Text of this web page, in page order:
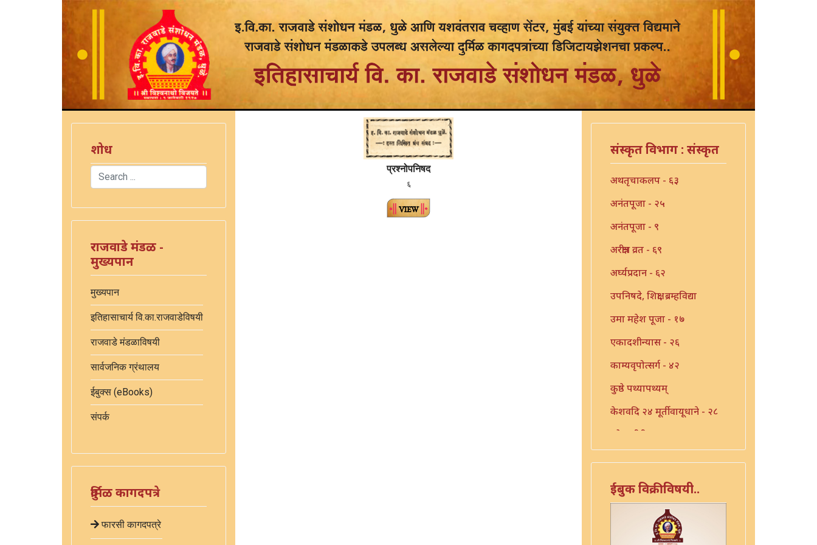
शोध
Search
राजवाडे मंडळ -
मुख्यपान
मुख्यपान
इतिहासाचार्य वि.का.राजवाडेविषयी
राजवाडे मंडळाविषयी
सार्वजनिक ग्रंथालय
ईबुक्स (eBooks)
संपर्क
दुर्मिळ कागदपत्रे
फारसी कागदपत्रे
प्रश्नोपनिषद
६
संस्कृत विभाग : संस्कृत
अथतृचाकलप - ६३
अनंतपूजा - २५
अनंतपूजा - ९
अरक्षीत्र व्रत - ६९
अर्घ्यप्रदान - ६२
उपनिषदे, शिक्षा, ब्रम्हविद्या
उमा महेश पूजा - १७
एकादशीन्यास - २६
काम्यवृपोत्सर्ग - ४२
कुष्ठे पथ्यापथ्यम्
केशवदि २४ मूर्तीवायूधाने - २८
कोजागीरी पूजा - १८
गणपति पार्थिव पूजा - ५६
गुरुचिदंबराय - ३०
गुरोराधन - ८
ईबुक विक्रीविषयी..